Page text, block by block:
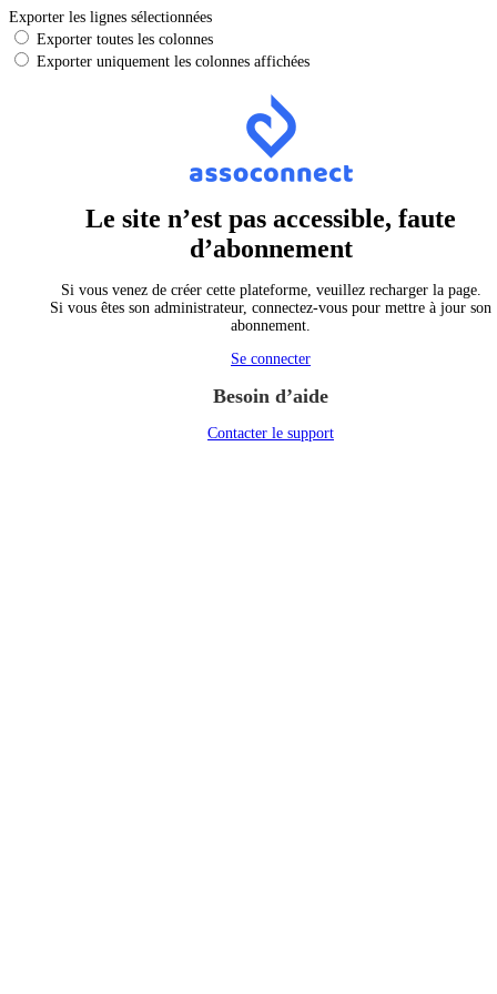
Exporter les lignes sélectionnées
Exporter toutes les colonnes
Exporter uniquement les colonnes affichées
Le site n’est pas accessible, faute
d’abonnement
Si vous venez de créer cette plateforme, veuillez recharger la page.
Si vous êtes son administrateur, connectez-vous pour mettre à jour son
abonnement.
Se connecter
Besoin d’aide
Contacter le support